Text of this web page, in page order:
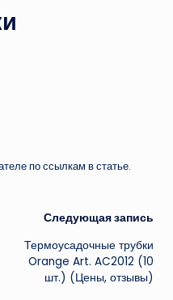
по ссылкам в статье.
Следующая запись
Термоусадочные трубки
Orange Art. AC2012 (10
шт.) (Цены, отзывы)